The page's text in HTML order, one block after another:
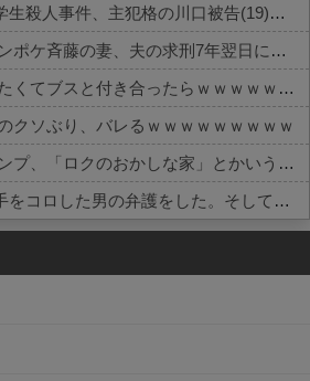
【速報】北海道江別大学生殺人事件、主犯格の川口被告(19)に無期懲役の判決←これ、妥当だと思う？？？？？？
【ネット騒然】 元ジャンポケ斉藤の妻、夫の求刑7年翌日にインスタ更新！その内容がガチでヤバすぎる…
【悲報】 とにかくヤりたくてブスと付き合ったらｗｗｗｗｗｗｗｗｗｗｗｗｗｗｗ
クソぶり、バレるｗｗｗｗｗｗｗｗｗ
【画像】 週刊少年ジャンプ、「ロクのおかしな家」とかいう微妙な漫画を巻頭カラーにしたせいで100万部切る
飲み屋でケンカした相手をコロした男の弁護をした。そして数年後、因果応報を思わせる出来事が…
RSS